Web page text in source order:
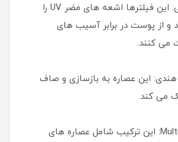
فیلترهای فیزیکی: این فیلترها اشعه های مضر UV را
از پوست در برابر آسیب های
می کنند.
این عصاره به بازسازی و صاف
می کند.
ترکیب Multi BSASM: این ترکیب شامل عصاره های